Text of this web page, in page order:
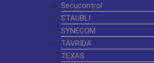
Secucontrol
STAUBLI
SYNECOM
TAVRIDA
TEXAS